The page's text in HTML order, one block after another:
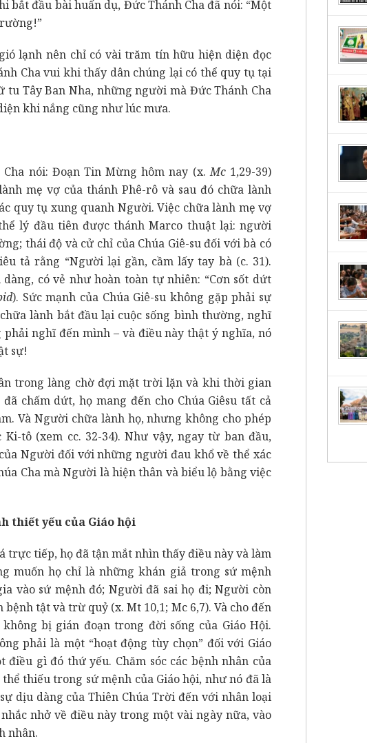
bắt đầu bài huấn dụ, Đức Thánh Cha đã nói: “Một
lạnh nên chỉ có vài trăm tín hữu hiện diện đọc
Cha vui khi thấy dân chúng lại có thể quy tụ tại
tu Tây Ban Nha, những người mà Đức Thánh Cha
khi nắng cũng như lúc mưa.
nói: Đoạn Tin Mừng hôm nay (x.Mc1,29-39)
mẹ vợ của thánh Phê-rô và sau đó chữa lành
quy tụ xung quanh Người. Việc chữa lành mẹ vợ
lý đầu tiên được thánh Marco thuật lại: người
thái độ và cử chỉ của Chúa Giê-su đối với bà có
tả rằng “Người lại gần, cầm lấy tay bà (c. 31).
có vẻ như hoàn toàn tự nhiên: “Cơn sốt dứt
). Sức mạnh của Chúa Giê-su không gặp phải sự
lành bắt đầu lại cuộc sống bình thường, nghĩ
nghĩ đến mình – và điều này thật ý nghĩa, nó
sự!
trong làng chờ đợi mặt trời lặn và khi thời gian
chấm dứt, họ mang đến cho Chúa Giêsu tất cả
Và Người chữa lành họ, nhưng không cho phép
tô (xem cc. 32-34). Như vậy, ngay từ ban đầu,
Người đối với những người đau khổ về thể xác
Cha mà Người là hiện thân và biểu lộ bằng việc
thiết yếu của Giáo hội
trực tiếp, họ đã tận mắt nhìn thấy ​​điều này và làm
muốn họ chỉ là những khán giả trong sứ mệnh
vào sứ mệnh đó; Người đã sai họ đi; Người còn
tật và trừ quỷ (x. Mt 10,1; Mc 6,7). Và cho đến
bị gián đoạn trong đời sống của Giáo Hội.
phải là một “hoạt động tùy chọn” đối với Giáo
gì đó thứ yếu. Chăm sóc các bệnh nhân của
thiếu trong sứ mệnh của Giáo hội, như nó đã là
dịu dàng của Thiên Chúa Trời đến với nhân loại
nhở về điều này trong một vài ngày nữa, vào
nhân.